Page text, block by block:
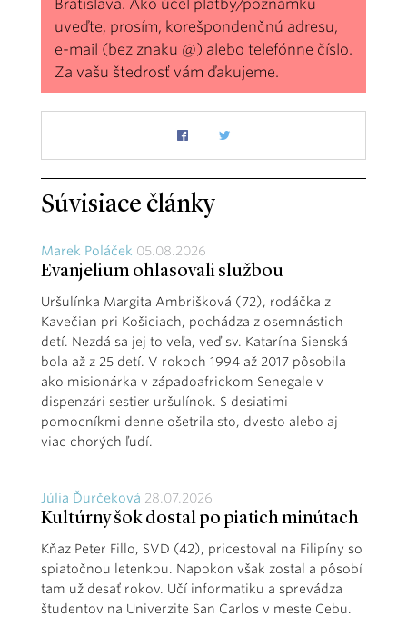
Bratislava. Ako účel platby/poznámku
uveďte, prosím, korešpondenčnú adresu,
e-mail (bez znaku @) alebo telefónne číslo.
Za vašu štedrosť vám ďakujeme.
Súvisiace články
Marek Poláček 05.08.2026
Evanjelium ohlasovali službou
Uršulínka Margita Ambrišková (72), rodáčka z
Kavečian pri Košiciach, pochádza z osemnástich
detí. Nezdá sa jej to veľa, veď sv. Katarína Sienská
bola až z 25 detí. V rokoch 1994 až 2017 pôsobila
ako misionárka v západoafrickom Senegale v
dispenzári sestier uršulínok. S desiatimi
pomocníkmi denne ošetrila sto, dvesto alebo aj
viac chorých ľudí.
Júlia Ďurčeková 28.07.2026
Kultúrny šok dostal po piatich minútach
Kňaz Peter Fillo, SVD (42), pricestoval na Filipíny so
spiatočnou letenkou. Napokon však zostal a pôsobí
tam už desať rokov. Učí informatiku a sprevádza
študentov na Univerzite San Carlos v meste Cebu.